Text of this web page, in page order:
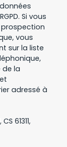
Si vous
vous
sur la liste
de la
adressé à
61311,